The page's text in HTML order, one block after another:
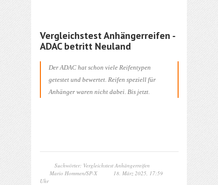
Vergleichstest Anhängerreifen -
ADAC betritt Neuland
Der ADAC hat schon viele Reifentypen
getestet und bewertet. Reifen speziell für
Anhänger waren nicht dabei. Bis jetzt.
Suchwörter: Vergleichstest Anhängerreifen
Mario Hommen/SP-X
18. März 2025, 17:59
Uhr